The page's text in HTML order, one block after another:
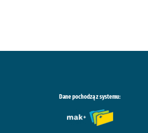
Dane pochodzą z systemu: